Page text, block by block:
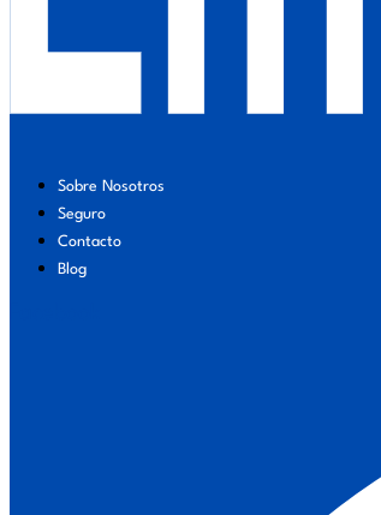
Sobre Nosotros
Seguro
Contacto
Blog